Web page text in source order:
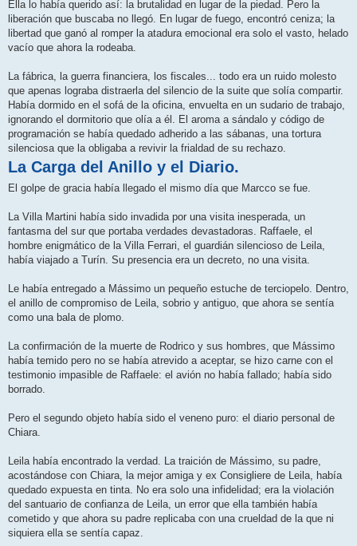
Ella lo había querido así: la brutalidad en lugar de la piedad. Pero la
liberación que buscaba no llegó. En lugar de fuego, encontró ceniza; la
libertad que ganó al romper la atadura emocional era solo el vasto, helado
vacío que ahora la rodeaba.
La fábrica, la guerra financiera, los fiscales... todo era un ruido molesto
que apenas lograba distraerla del silencio de la suite que solía compartir.
Había dormido en el sofá de la oficina, envuelta en un sudario de trabajo,
ignorando el dormitorio que olía a él. El aroma a sándalo y código de
programación se había quedado adherido a las sábanas, una tortura
silenciosa que la obligaba a revivir la frialdad de su rechazo.
La Carga del Anillo y el Diario.
El golpe de gracia había llegado el mismo día que Marcco se fue.
La Villa Martini había sido invadida por una visita inesperada, un
fantasma del sur que portaba verdades devastadoras. Raffaele, el
hombre enigmático de la Villa Ferrari, el guardián silencioso de Leila,
había viajado a Turín. Su presencia era un decreto, no una visita.
Le había entregado a Mássimo un pequeño estuche de terciopelo. Dentro,
el anillo de compromiso de Leila, sobrio y antiguo, que ahora se sentía
como una bala de plomo.
La confirmación de la muerte de Rodrico y sus hombres, que Mássimo
había temido pero no se había atrevido a aceptar, se hizo carne con el
testimonio impasible de Raffaele: el avión no había fallado; había sido
borrado.
Pero el segundo objeto había sido el veneno puro: el diario personal de
Chiara.
Leila había encontrado la verdad. La traición de Mássimo, su padre,
acostándose con Chiara, la mejor amiga y ex Consigliere de Leila, había
quedado expuesta en tinta. No era solo una infidelidad; era la violación
del santuario de confianza de Leila, un error que ella también había
cometido y que ahora su padre replicaba con una crueldad de la que ni
siquiera ella se sentía capaz.